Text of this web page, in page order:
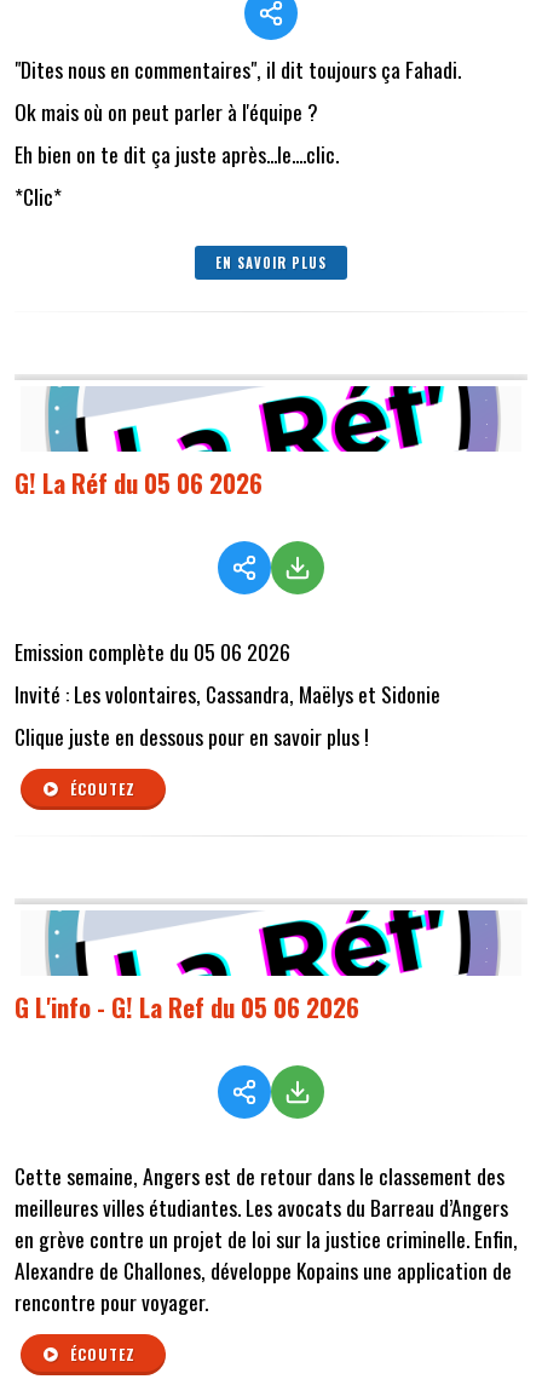
"Dites nous en commentaires", il dit toujours ça Fahadi.
Ok mais où on peut parler à l'équipe ?
Eh bien on te dit ça juste après...le....clic.
*Clic*
EN SAVOIR PLUS
G! La Réf du 05 06 2026
Emission complète du 05 06 2026
Invité : Les volontaires, Cassandra, Maëlys et Sidonie
Clique juste en dessous pour en savoir plus !
ÉCOUTEZ
G L'info - G! La Ref du 05 06 2026
Cette semaine,Angersest de retour dans le classement des
meilleures villes étudiantes.Les avocats du Barreau d’Angers
en grève contre un projet de loi sur la justice criminelle. Enfin,
Alexandre de Challones, développe Kopains une application de
rencontre pour voyager.
ÉCOUTEZ